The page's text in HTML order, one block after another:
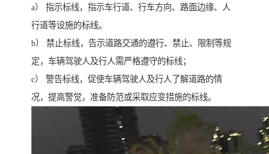
a） 指示标线，指示车行道、行车方向、路面边缘、人
行道等设施的标线。
b） 禁止标线，告示道路交通的遵行、禁止、限制等规
定，车辆驾驶人及行人需严格遵守的标线；
c） 警告标线，促使车辆驾驶人及行人了解道路的情
况，提高警觉，准备防范或采取应变措施的标线。